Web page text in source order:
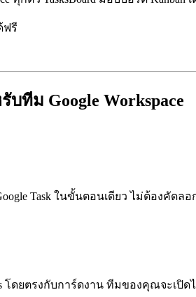
ฟรี
บทีม Google Workspace
Task ในขั้นตอนเดียว ไม่ต้อง
โดยตรงกับการ์ดงาน ทีมของคุณจะเ